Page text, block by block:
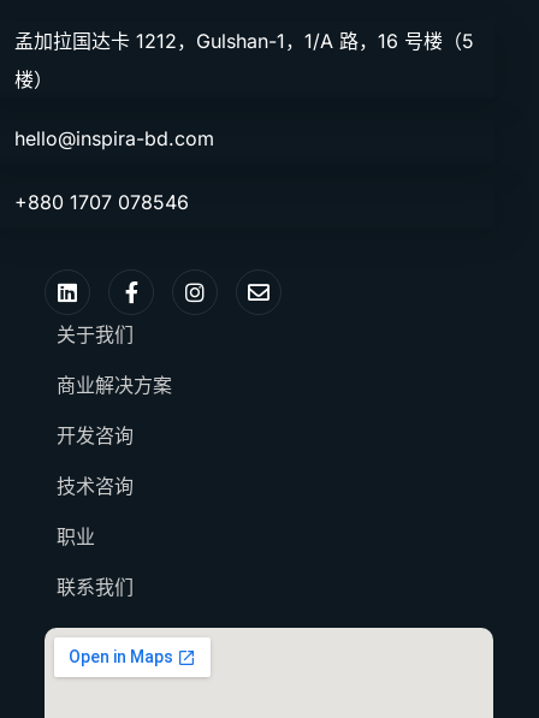
孟加拉国达卡 1212，Gulshan-1，1/A 路，16 号楼（5
楼）
hello@inspira-bd.com
+880 1707 078546
关于我们
商业解决方案
开发咨询
技术咨询
职业
联系我们